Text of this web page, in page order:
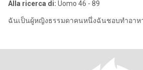
Alla ricerca di: Uomo 46 - 89
ฉันเป็นผู้หญิงธรรมดาคนหนึ่งฉันชอบทำอาห